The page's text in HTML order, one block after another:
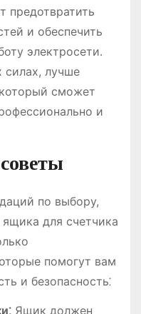
предотвратить
и обеспечить
электросети․
силах, лучше
сможет
и
по выбору,
для счетчика
помогут вам
и безопасность⁚
Ящик должен